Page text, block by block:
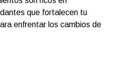
que fortalecen tu
enfrentar los cambios de